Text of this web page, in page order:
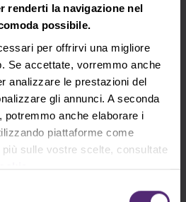
renderti la navigazione nel
possibile.
per offrirvi una migliore
Se accettate, vorremmo anche
analizzare le prestazioni del
gli annunci. A seconda
anche elaborare i
piattaforme come
sulle vostre scelte, consultate
.
Azioni Bill Gates
EURCZK EURUSD
GBPUSD
Google Indicatori
Intraday